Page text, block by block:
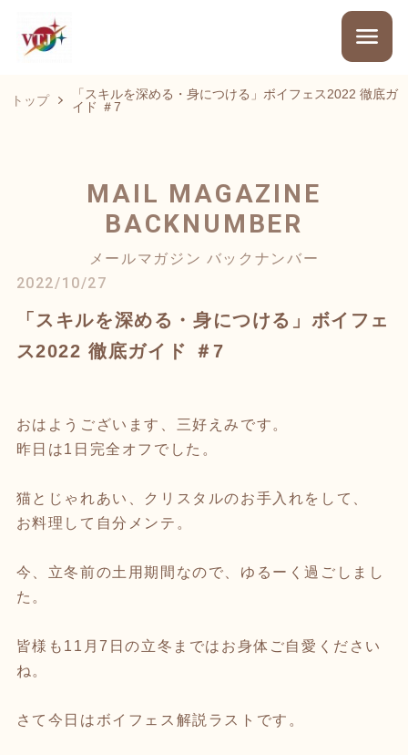
トップ
「スキルを深める・身につける」ボイフェス2022 徹底ガ
イド ＃7
MAIL MAGAZINE
BACKNUMBER
メールマガジン バックナンバー
2022/10/27
「スキルを深める・身につける」ボイフェ
ス2022 徹底ガイド ＃7
おはようございます、三好えみです。
昨日は1日完全オフでした。
猫とじゃれあい、クリスタルのお手入れをして、
お料理して自分メンテ。
今、立冬前の土用期間なので、ゆるーく過ごしまし
た。
皆様も11月7日の立冬まではお身体ご自愛ください
ね。
さて今日はボイフェス解説ラストです。